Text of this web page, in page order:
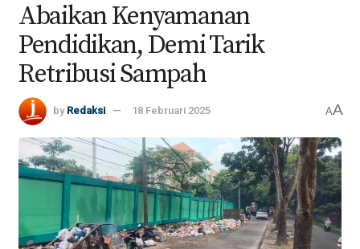
Abaikan Kenyamanan
Pendidikan, Demi Tarik
Retribusi Sampah
by Redaksi 18 Februari 2025 AA